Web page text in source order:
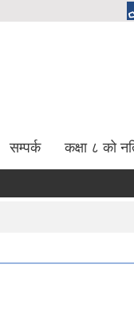
सम्पर्क कक्षा ८ को